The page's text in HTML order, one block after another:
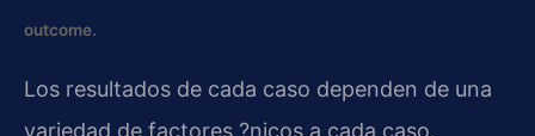
outcome.
Los resultados de cada caso dependen de una
variedad de factores ?nicos a cada caso.